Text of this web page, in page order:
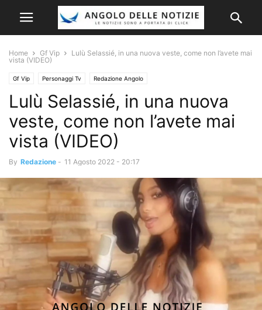
Home Gf Vip
Lulù Selassié, in una nuova veste, come non l’avete mai
vista (VIDEO)
Gf Vip Personaggi Tv Redazione Angolo
Lulù Selassié, in una nuova
veste, come non l’avete mai
vista (VIDEO)
By Redazione - 11 Agosto 2022 - 20:17